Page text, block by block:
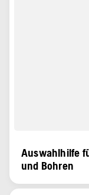
Auswahlhilfe
und Bohren